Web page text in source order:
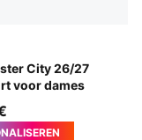
City 26/27
voor dames
Blue-Icy Blue